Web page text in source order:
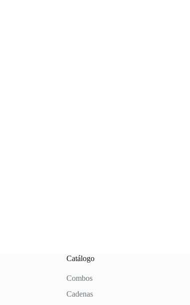
Catálogo
Combos
Cadenas